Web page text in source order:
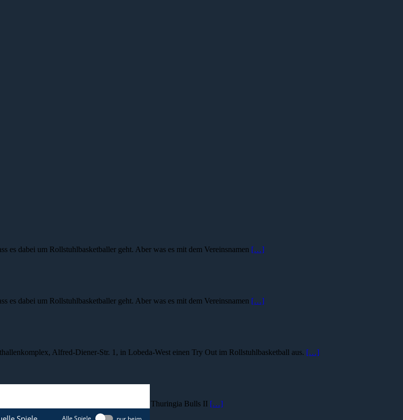
es dabei um Rollstuhlbasketballer geht. Aber was es mit dem Vereinsnamen […]
es dabei um Rollstuhlbasketballer geht. Aber was es mit dem Vereinsnamen […]
Alfred-Diener-Str. 1, in Lobeda-West einen Try Out im Rollstuhlbasketball aus. […]
letztes Spiel in der Saison. Jena Caputs II – Thuringia Bulls II […]